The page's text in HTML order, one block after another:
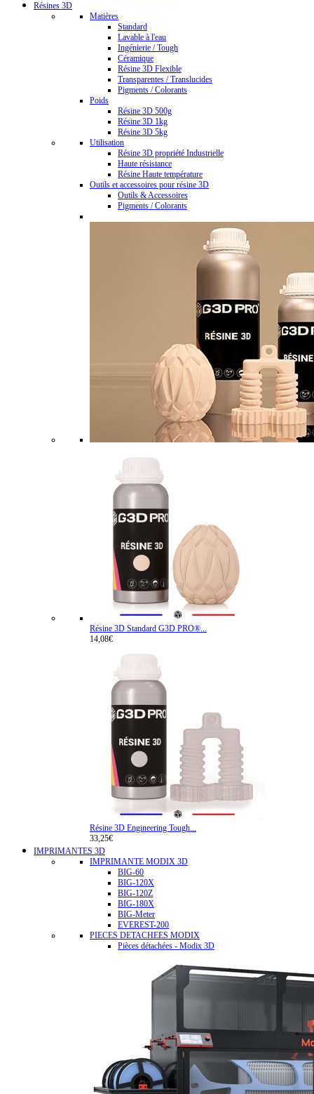
Résines 3D
Matières
Standard
Lavable à l'eau
Ingénierie / Tough
Céramique
Résine 3D Flexible
Transparentes / Translucides
Pigments / Colorants
Poids
Résine 3D 500g
Résine 3D 1kg
Résine 3D 5kg
Utilisation
Résine 3D propriété Industrielle
Haute résistance
Résine Haute température
Outils et accessoires pour résine 3D
Outils & Accessoires
Pigments / Colorants
Résine 3D Standard G3D PRO®...
14,08€
Résine 3D Engineering Tough...
33,25€
IMPRIMANTES 3D
IMPRIMANTE MODIX 3D
BIG-60
BIG-120X
BIG-120Z
BIG-180X
BIG-Meter
EVEREST-200
PIECES DETACHEES MODIX
Pièces détachées - Modix 3D